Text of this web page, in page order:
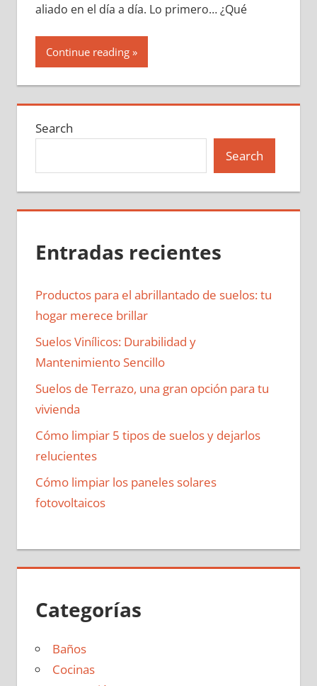
aliado en el día a día. Lo primero… ¿Qué
Continue reading
Search
Search
Entradas recientes
Productos para el abrillantado de suelos: tu
hogar merece brillar
Suelos Vinílicos: Durabilidad y
Mantenimiento Sencillo
Suelos de Terrazo, una gran opción para tu
vivienda
Cómo limpiar 5 tipos de suelos y dejarlos
relucientes
Cómo limpiar los paneles solares
fotovoltaicos
Categorías
Baños
Cocinas